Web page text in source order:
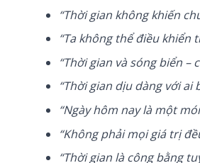
“Thời gian không khiến
“Ta không thể điều khiển
“Thời gian và sóng biển –
“Thời gian dịu dàng với ai
“Ngày hôm nay là một
“Không phải mọi giá trị
“Thời gian là công bằng